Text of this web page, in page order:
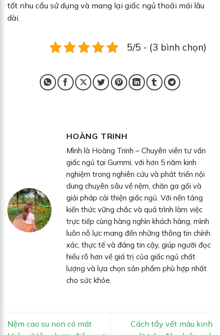
tốt nhu cầu sử dụng và mang lại giấc ngủ thoải mái lâu
dài.
5/5 - (3 bình chọn)
HOÀNG TRINH
Mình là Hoàng Trinh – Chuyên viên tư vấn
giấc ngủ tại Gummi, với hơn 5 năm kinh
nghiệm trong nghiên cứu và phát triển nội
dung chuyên sâu về nệm, chăn ga gối và
giải pháp cải thiện giấc ngủ. Với nền tảng
kiến thức vững chắc và quá trình làm việc
trực tiếp cùng hàng nghìn khách hàng, mình
luôn nỗ lực mang đến những thông tin chính
xác, thực tế và đáng tin cậy, giúp người đọc
hiểu rõ hơn về giá trị của giấc ngủ chất
lượng và lựa chọn sản phẩm phù hợp nhất
cho sức khỏe.
Nệm cao su non có mát
Cách tẩy vết máu kinh